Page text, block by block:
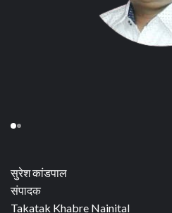
सुरेश कांडपाल
संपादक
Takatak Khabre Nainital